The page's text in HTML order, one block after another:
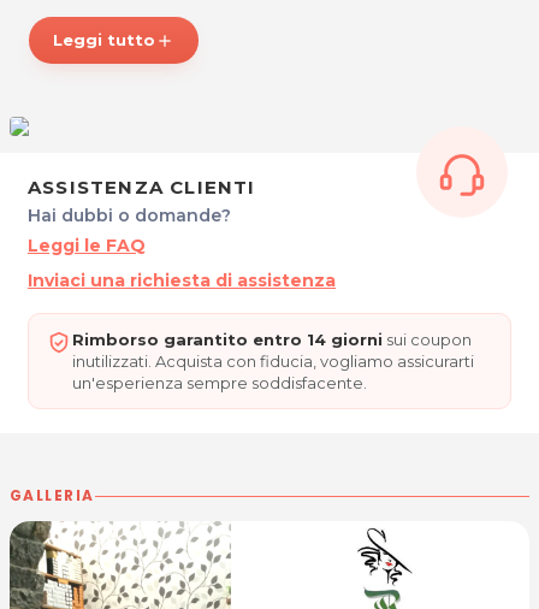
Lunedì, Martedì, Giovedì, Venerdì e Sabato: 9.00 - 17.00
Chiuso Mercoledì e Domenica
34100 TRIESTE
Tel. 333 7089960
P.IVA 01129230320
acquisto scrivi a
posta@espevia.it
Leggi tutto add
ASSISTENZA CLIENTI
Hai dubbi o domande?
Leggi le FAQ
Inviaci una richiesta di assistenza
Rimborso garantito entro 14 giorni sui coupon
inutilizzati. Acquista con fiducia, vogliamo assicurarti
un'esperienza sempre soddisfacente.
GALLERIA